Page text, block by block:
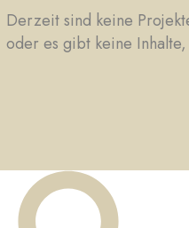
Derzeit sind keine
oder es gibt keine